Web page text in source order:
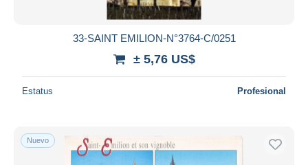
33-SAINT EMILION-N°3764-C/0251
± 5,76 US$
Estatus Profesional
Nuevo